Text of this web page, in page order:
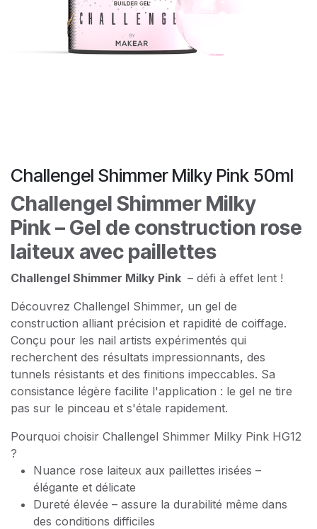
Challengel Shimmer Milky Pink 50ml
Challengel Shimmer Milky
Pink – Gel de construction rose
laiteux avec paillettes
Challengel Shimmer Milky Pink – défi à effet lent !
Découvrez Challengel Shimmer, un gel de
construction alliant précision et rapidité de coiffage.
Conçu pour les nail artists expérimentés qui
recherchent des résultats impressionnants, des
tunnels résistants et des finitions impeccables. Sa
consistance légère facilite l'application : le gel ne tire
pas sur le pinceau et s'étale rapidement.
Pourquoi choisir Challengel Shimmer Milky Pink HG12
?
Nuance rose laiteux aux paillettes irisées –
élégante et délicate
Dureté élevée – assure la durabilité même dans
des conditions difficiles